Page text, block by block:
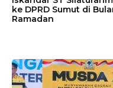
ke DPRD Sumut di
Ramadan